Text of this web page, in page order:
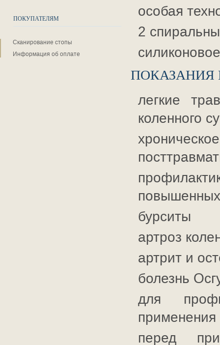
ПОКУПАТЕЛЯМ
Сканирование стопы
Информация об оплате
особая
2
легкие
коленного
повышенных
бурситы
артроз
артрит и
болезнь
для
перед